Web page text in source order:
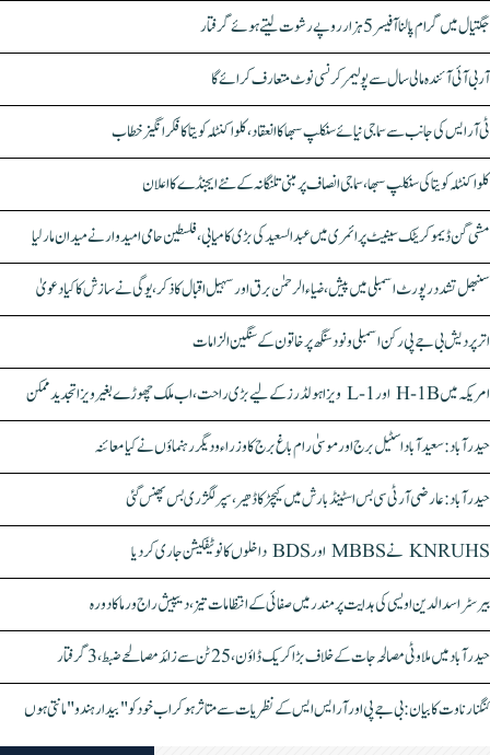
جگتیال میں گرام پالنا آفیسر 5 ہزار روپے رشوت لیتے ہوئے گرفتار
آر بی آئی آئندہ مالی سال سے پولیمر کرنسی نوٹ متعارف کرائے گا
ٹی آر ایس کی جانب سے سماجی نیائے سنکلپ سبھا کا انعقاد، کلواکنٹلہ کویتا کا فکر انگیز خطاب
کلواکنٹلہ کویتا کی سنکلپ سبھا، سماجی انصاف پر مبنی تلنگانہ کے نئے ایجنڈے کا اعلان
مشی گن ڈیموکریٹک سینیٹ پرائمری میں عبدالسعید کی بڑی کامیابی، فلسطین حامی امیدوار نے میدان مار لیا
سنبھل تشدد رپورٹ اسمبلی میں پیش، ضیاء الرحمٰن برق اور سہیل اقبال کا ذکر، یوگی نے سازش کا کیا دعویٰ
اتر پردیش بی جے پی رکن اسمبلی ونود سنگھ پر خاتون کے سنگین الزامات
امریکہ میں H-1B اور L-1 ویزا ہولڈرز کے لیے بڑی راحت، اب ملک چھوڑے بغیر ویزا تجدید ممکن
حیدرآباد: سعیدآباد اسٹیل برج اور موسیٰ رام باغ برج کا وزراء و دیگر رہنماؤں نے کیا معائنہ
حیدرآباد: عارضی آر ٹی سی بس اسٹینڈ بارش میں کیچڑ کا ڈھیر، سپر لگژری بس پھنس گئی
KNRUHS نے MBBS اور BDS داخلوں کا نوٹیفکیشن جاری کر دیا
بیرسٹر اسدالدین اویسی کی ہدایت پر مندر میں صفائی کے انتظامات تیز، دیپیش راج ورما کا دورہ
حیدرآباد میں ملاوٹی مصالحہ جات کے خلاف بڑا کریک ڈاؤن، 25 ٹن سے زائد مصالحے ضبط، 3 گرفتار
کنگنا رناوت کا بیان: بی جے پی اور آر ایس ایس کے نظریات سے متاثر ہو کر اب خود کو "بیدار ہندو" مانتی ہوں